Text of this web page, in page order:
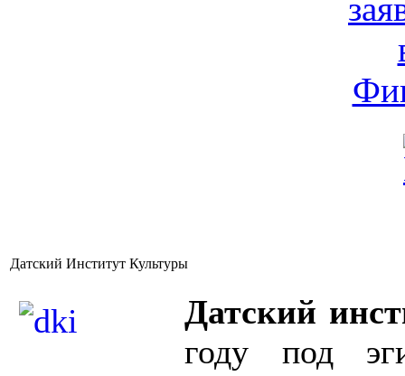
Датский Институт Культуры
Датский
году под